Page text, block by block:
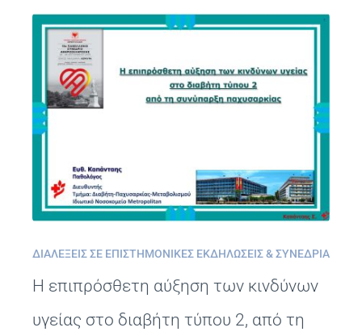
ΔΙΑΛΈΞΕΙΣ ΣΕ ΕΠΙΣΤΗΜΟΝΙΚΈΣ ΕΚΔΗΛΏΣΕΙΣ & ΣΥΝΈΔΡΙΑ
Η επιπρόσθετη αύξηση των κινδύνων
υγείας στο διαβήτη τύπου 2, από τη